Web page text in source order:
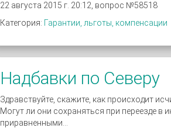
22 августа 2015 г. 20:12, вопрос №58518
Категория: Гарантии, льготы, компенсации
Надбавки по Северу
Здравствуйте, скажите, как происходит
Могут ли они сохраняться при переезде в
приравненными...